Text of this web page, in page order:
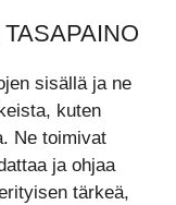
sisällä ja ne
kuten
Ne toimivat
ja ohjaa
tärkeä,